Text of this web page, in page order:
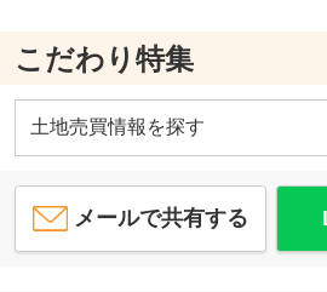
こだわり特集
土地売買情報を探す
メールで共有する